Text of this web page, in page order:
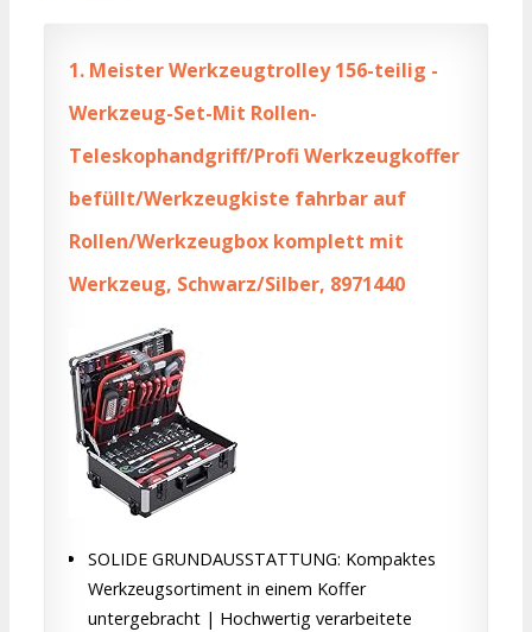
1. Meister Werkzeugtrolley 156-teilig -
Werkzeug-Set-Mit Rollen-
Teleskophandgriff/Profi Werkzeugkoffer
befüllt/Werkzeugkiste fahrbar auf
Rollen/Werkzeugbox komplett mit
Werkzeug, Schwarz/Silber, 8971440
SOLIDE GRUNDAUSSTATTUNG: Kompaktes
Werkzeugsortiment in einem Koffer
untergebracht | Hochwertig verarbeitete